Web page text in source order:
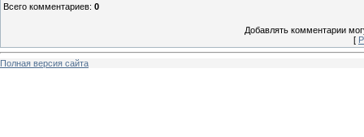
Всего комментариев: 0
Добавлять комментарии
[
Полная версия сайта